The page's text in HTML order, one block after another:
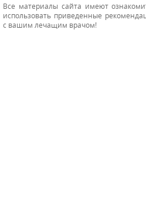
Все материалы сайта имеют
использовать приведенные
с вашим лечащим врачом!